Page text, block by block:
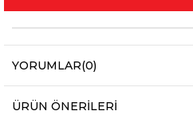
YORUMLAR(0)
ÜRÜN ÖNERILERI